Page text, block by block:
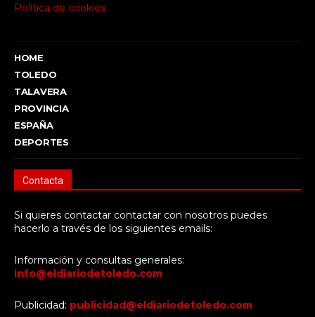
Política de cookies
HOME
TOLEDO
TALAVERA
PROVINCIA
ESPAÑA
DEPORTES
Contacta
Si quieres contactar contactar con nosotros puedes
hacerlo a través de los siguientes emails:
Información y consultas generales:
info@eldiariodetoledo.com
Publicidad: publicidad@eldiariodetoledo.com